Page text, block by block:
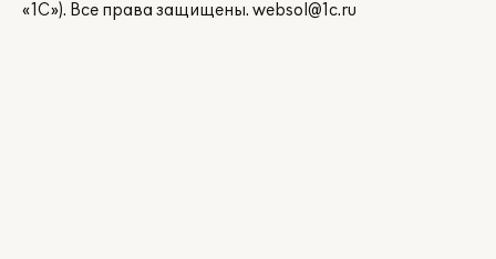
«1С»). Все права защищены. websol@1c.ru